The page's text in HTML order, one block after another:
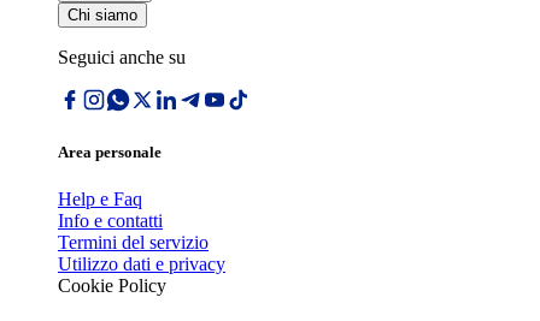
Chi siamo
Seguici anche su
Area personale
Help e Faq
Info e contatti
Termini del servizio
Utilizzo dati e privacy
Cookie Policy